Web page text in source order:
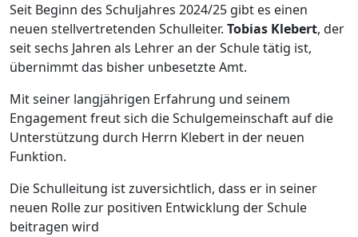
Seit Beginn des Schuljahres 2024/25 gibt es einen
neuen stellvertretenden Schulleiter. Tobias Klebert, der
seit sechs Jahren als Lehrer an der Schule tätig ist,
übernimmt das bisher unbesetzte Amt.
Mit seiner langjährigen Erfahrung und seinem
Engagement freut sich die Schulgemeinschaft auf die
Unterstützung durch Herrn Klebert in der neuen
Funktion.
Die Schulleitung ist zuversichtlich, dass er in seiner
neuen Rolle zur positiven Entwicklung der Schule
beitragen wird